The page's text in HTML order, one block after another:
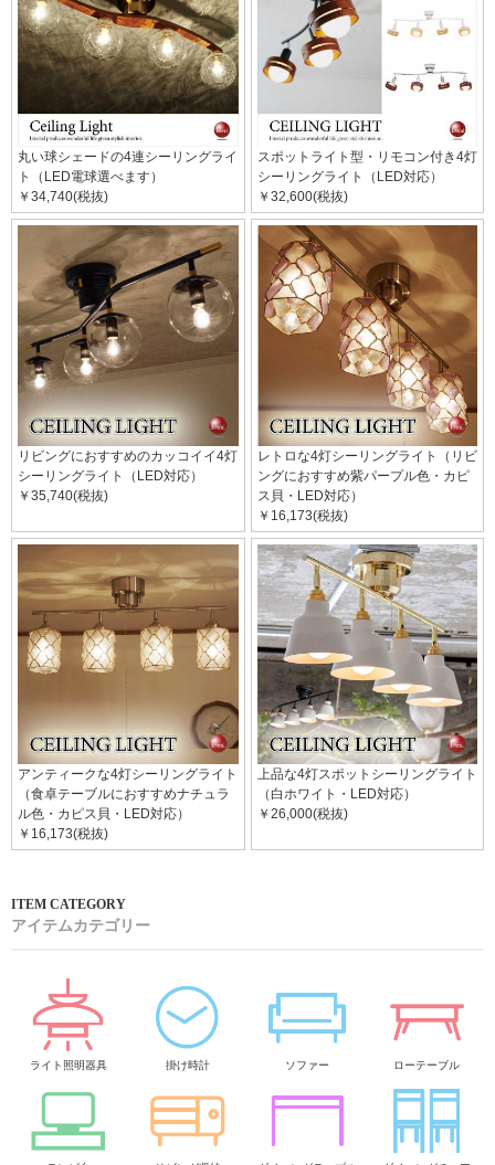
丸い球シェードの4連シーリングライ
ト（LED電球選べます）
￥34,740(税抜)
スポットライト型・リモコン付き4灯
シーリングライト（LED対応）
￥32,600(税抜)
リビングにおすすめのカッコイイ4灯
シーリングライト（LED対応）
￥35,740(税抜)
レトロな4灯シーリングライト（リビ
ングにおすすめ紫パープル色・カピ
ス貝・LED対応）
￥16,173(税抜)
アンティークな4灯シーリングライト
（食卓テーブルにおすすめナチュラ
ル色・カピス貝・LED対応）
￥16,173(税抜)
上品な4灯スポットシーリングライト
（白ホワイト・LED対応）
￥26,000(税抜)
アイテムカテゴリー
ライト照明器具 掛け時計 ソファー ローテーブル